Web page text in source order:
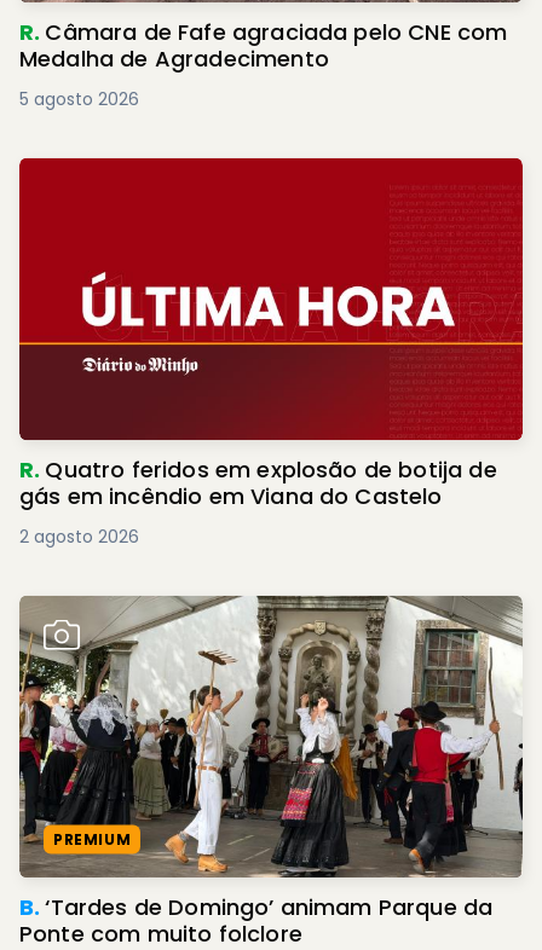
R. Câmara de Fafe agraciada pelo CNE com
Medalha de Agradecimento
5 agosto 2026
R. Quatro feridos em explosão de botija de
gás em incêndio em Viana do Castelo
2 agosto 2026
PREMIUM
B.‘Tardes de Domingo’ animam Parque da
Ponte com muito folclore